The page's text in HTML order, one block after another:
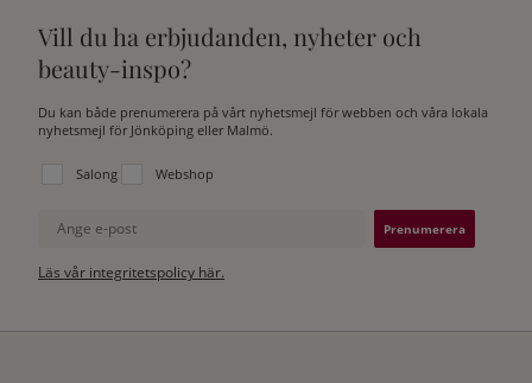
Vill du ha erbjudanden, nyheter och
beauty-inspo?
Du kan både prenumerera på vårt nyhetsmejl för webben och våra lokala
nyhetsmejl för Jönköping eller Malmö.
Välj vilken lista du vill prenumerera på:
Salong Webshop
Ange e-post
Läs vår integritetspolicy här.